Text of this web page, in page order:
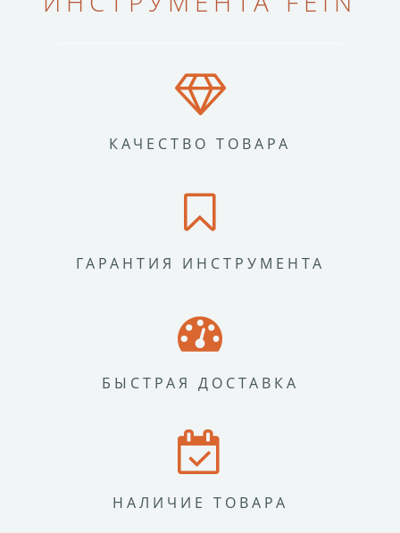
КАЧЕСТВО ТОВАРА
ГАРАНТИЯ ИНСТРУМЕНТА
БЫСТРАЯ ДОСТАВКА
НАЛИЧИЕ ТОВАРА